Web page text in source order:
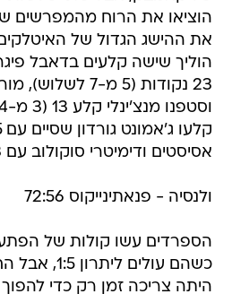
הוציאו את הרוח מהמפרשים
את ההישג הגדול של
הוליך שישה קלעים בדאבל
אסיסטים ודימיטרי סוקולוב עם 13 ו-8 ריבאונדים.
ולנסיה - פנאתינייקוס 72:56
הספרדים עשו קולות של
כשהם עולים
היתה צריכה זמן רק כדי